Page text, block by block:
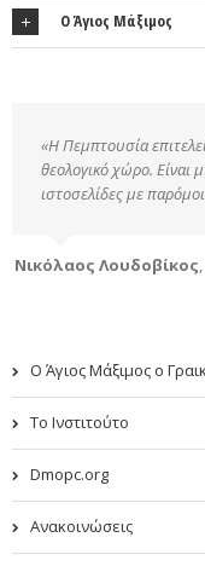
Ο Άγιος Μάξιμος
«Η Πεμπτουσία
θεολογικό χώρο. Είναι
ιστοσελίδες με
Νικόλαος Λουδοβίκος,
Ο Άγιος Μάξιμος ο
Το Ινστιτούτο
Dmopc.org
Ανακοινώσεις